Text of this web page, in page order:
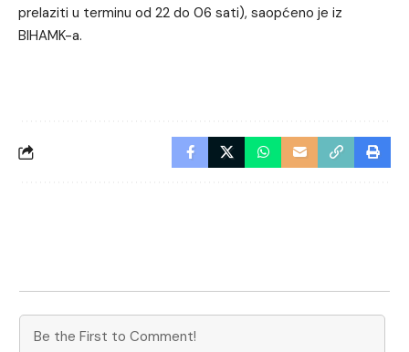
prelaziti u terminu od 22 do 06 sati), saopćeno je iz
BIHAMK-a.